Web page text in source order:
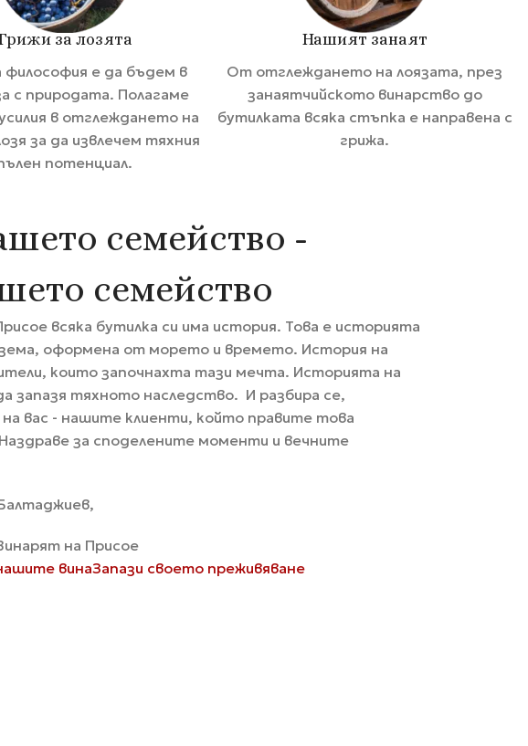
за лозята
е да бъдем в
с природата. Полагаме
в отглеждането на
за да извлечем тяхния
потенциал.
Нашият занаят
От отглеждането на лоязата, през
занаятчийското винарство до
бутилката всяка стъпка е направена с
грижа.
семейство -
семейство
всяка бутилка си има история. Това е историята
оформена от морето и времето. История на
които започнахта тази мечта. Историята на
запазя тяхното наследство. И разбира се,
вас - нашите клиенти, който правите това
за споделените моменти и вечните
на Присое
винаЗапази своето преживяване